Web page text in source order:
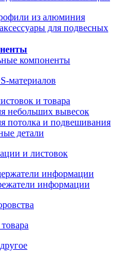
из алюминия
для подвесных
компоненты
материалов
и товара
небольших вывесок
потолка и подвешивания
детали
и листовок
информации
информации